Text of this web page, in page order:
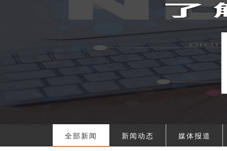
全部新闻 新闻动态 媒体报道